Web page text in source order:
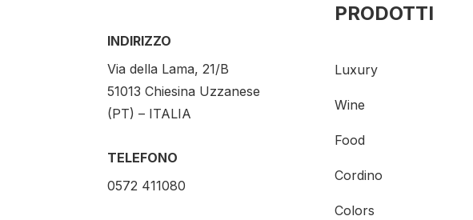
INDIRIZZO
Via della Lama, 21/B
51013 Chiesina Uzzanese
(PT) – ITALIA
TELEFONO
0572 411080
PRODOTTI
Luxury
Wine
Food
Cordino
Colors